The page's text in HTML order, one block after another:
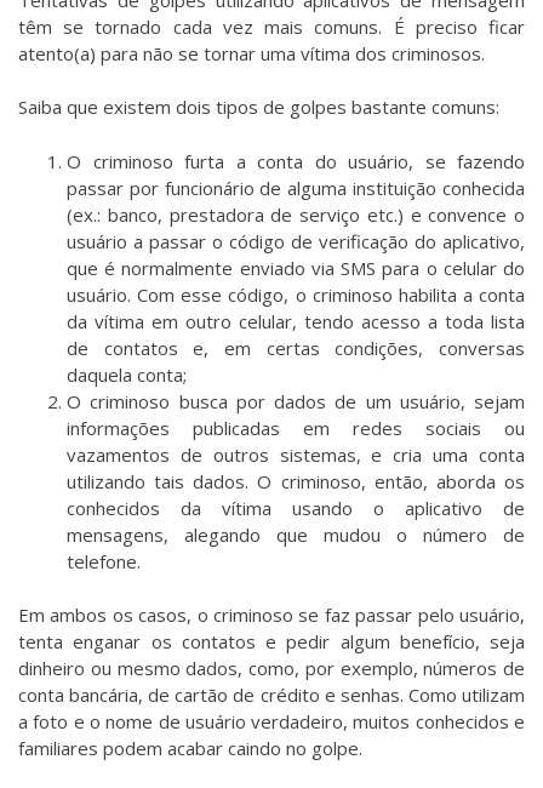
têm se tornado cada vez mais comuns. É preciso ficar
atento(a) para não se tornar uma vítima dos criminosos.
Saiba que existem dois tipos de golpes bastante comuns:
O criminoso furta a conta do usuário, se fazendo
passar por funcionário de alguma instituição conhecida
(ex.: banco, prestadora de serviço etc.) e convence o
usuário a passar o código de verificação do aplicativo,
que é normalmente enviado via SMS para o celular do
usuário. Com esse código, o criminoso habilita a conta
da vítima em outro celular, tendo acesso a toda lista
de contatos e, em certas condições, conversas
daquela conta;
O criminoso busca por dados de um usuário, sejam
informações publicadas em redes sociais ou
vazamentos de outros sistemas, e cria uma conta
utilizando tais dados. O criminoso, então, aborda os
conhecidos da vítima usando o aplicativo de
mensagens, alegando que mudou o número de
telefone.
Em ambos os casos, o criminoso se faz passar pelo usuário,
tenta enganar os contatos e pedir algum benefício, seja
dinheiro ou mesmo dados, como, por exemplo, números de
conta bancária, de cartão de crédito e senhas. Como utilizam
a foto e o nome de usuário verdadeiro, muitos conhecidos e
familiares podem acabar caindo no golpe.